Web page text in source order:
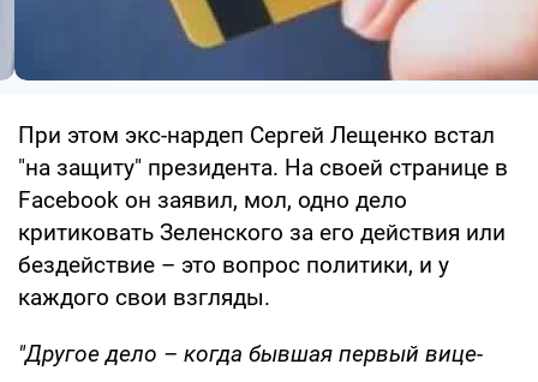
При этом экс-нардеп Сергей Лещенко встал
"на защиту" президента. На своей странице в
Facebook он заявил, мол, одно дело
критиковать Зеленского за его действия или
бездействие – это вопрос политики, и у
каждого свои взгляды.
"Другое дело – когда бывшая первый вице-